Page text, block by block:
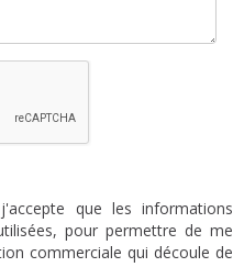
que les informations
pour permettre de me
commerciale qui découle de